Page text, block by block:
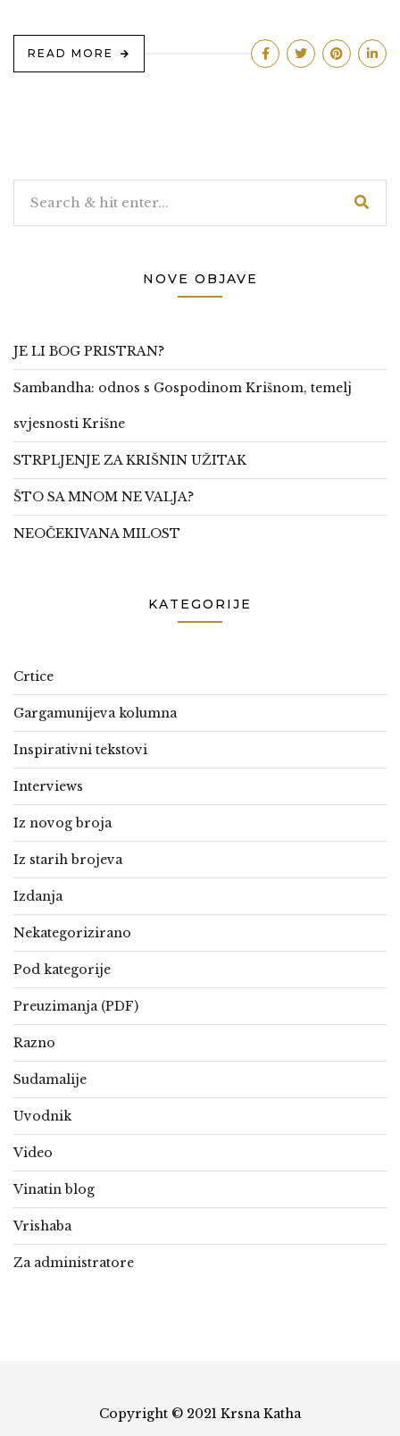
READ MORE
NOVE OBJAVE
JE LI BOG PRISTRAN?
Sambandha: odnos s Gospodinom Krišnom, temelj
svjesnosti Krišne
STRPLJENJE ZA KRIŠNIN UŽITAK
ŠTO SA MNOM NE VALJA?
NEOČEKIVANA MILOST
KATEGORIJE
Crtice
Gargamunijeva kolumna
Inspirativni tekstovi
Interviews
Iz novog broja
Iz starih brojeva
Izdanja
Nekategorizirano
Pod kategorije
Preuzimanja (PDF)
Razno
Sudamalije
Uvodnik
Video
Vinatin blog
Vrishaba
Za administratore
Copyright © 2021 Krsna Katha